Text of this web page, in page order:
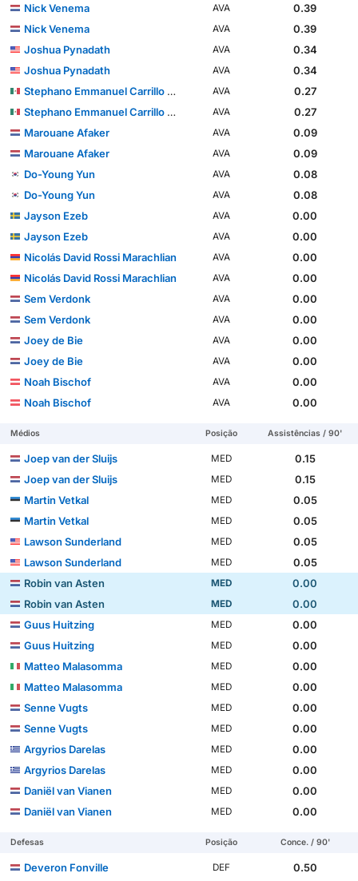
Nick Venema AVA
0.39
Nick Venema
AVA
0.39
Joshua Pynadath
AVA
0.34
Joshua Pynadath
AVA
0.34
Stephano Emmanuel Carrillo Calderón
AVA
0.27
Stephano Emmanuel Carrillo Calderón
AVA
0.27
Marouane Afaker
AVA
0.09
Marouane Afaker
AVA
0.09
Do-Young Yun
AVA
0.08
Do-Young Yun
AVA
0.08
Jayson Ezeb
AVA
0.00
Jayson Ezeb
AVA
0.00
Nicolás David Rossi Marachlian
AVA
0.00
Nicolás David Rossi Marachlian
AVA
0.00
Sem Verdonk
AVA
0.00
Sem Verdonk
AVA
0.00
Joey de Bie
AVA
0.00
Joey de Bie
AVA
0.00
Noah Bischof
AVA
0.00
Noah Bischof
AVA 0.00
Médios Posição Assistências / 90'
Joep van der Sluijs MED
0.15
Joep van der Sluijs
MED
0.15
Martin Vetkal
MED
0.05
Martin Vetkal
MED
0.05
Lawson Sunderland
MED
0.05
Lawson Sunderland
MED
0.05
Robin van Asten
MED
0.00
Robin van Asten
MED
0.00
Guus Huitzing
MED
0.00
Guus Huitzing
MED
0.00
Matteo Malasomma
MED
0.00
Matteo Malasomma
MED
0.00
Senne Vugts
MED
0.00
Senne Vugts
MED
0.00
Argyrios Darelas
MED
0.00
Argyrios Darelas
MED
0.00
Daniël van Vianen
MED
0.00
Daniël van Vianen
MED 0.00
Defesas Posição Conce. / 90'
Deveron Fonville DEF
0.50